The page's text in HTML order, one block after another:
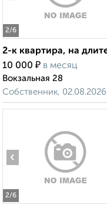
2/6
2-к квартира, на
10 000 ₽ в месяц
Вокзальная 28
Собственник, 02.08.2026
2/6
‹